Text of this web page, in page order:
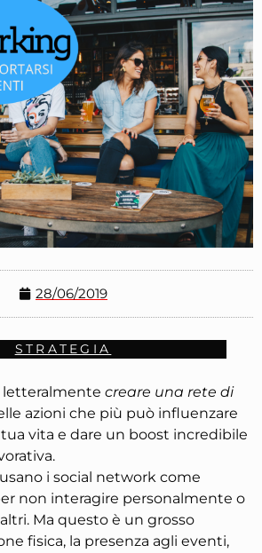
28/06/2019
STRATEGIA
letteralmente creare una rete di
azioni che più può influenzare
vita e dare un boost incredibile
i social network come
non interagire personalmente o
Ma questo è un grosso
fisica, la presenza agli eventi,